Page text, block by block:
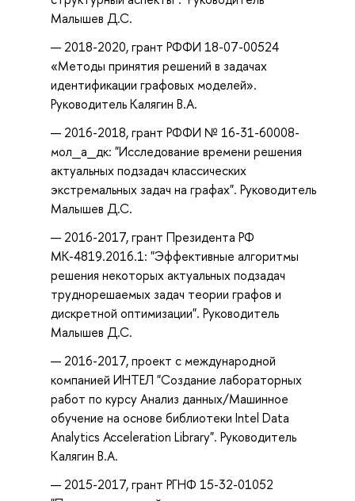
Малышев Д.С.
2018-2020, грант РФФИ 18-07-00524
«Методы принятия решений в задачах
идентификации графовых моделей».
Руководитель Калягин В.А.
2016-2018, грант РФФИ № 16-31-60008-
мол_а_дк: "Исследование времени решения
актуальных подзадач классических
экстремальных задач на графах". Руководитель
Малышев Д.С.
2016-2017, грант Президента РФ
МК-4819.2016.1: "Эффективные алгоритмы
решения некоторых актуальных подзадач
труднорешаемых задач теории графов и
дискретной оптимизации". Руководитель
Малышев Д.С.
2016-2017, проект с международной
компанией ИНТЕЛ "Создание лабораторных
работ по курсу Анализ данных/Машинное
обучение на основе библиотеки Intel Data
Analytics Acceleration Library". Руководитель
Калягин В.А.
2015-2017, грант РГНФ 15-32-01052